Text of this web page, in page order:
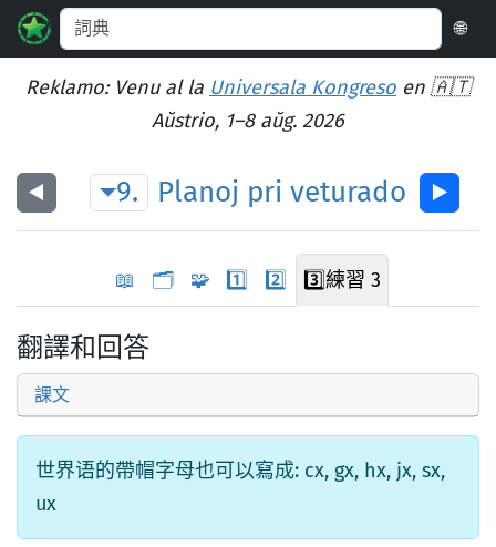
🌐
Reklamo: Venu al la Universala Kongreso en 🇦🇹
Aŭstrio, 1–8 aŭg. 2026
◀︎ 9. Planoj pri veturado ▶︎
📖 🗂️ 🧩 1️⃣ 2️⃣ 3️⃣練習 3
翻譯和回答
課文
世界语的帶帽字母也可以寫成: cx, gx, hx, jx, sx,
ux